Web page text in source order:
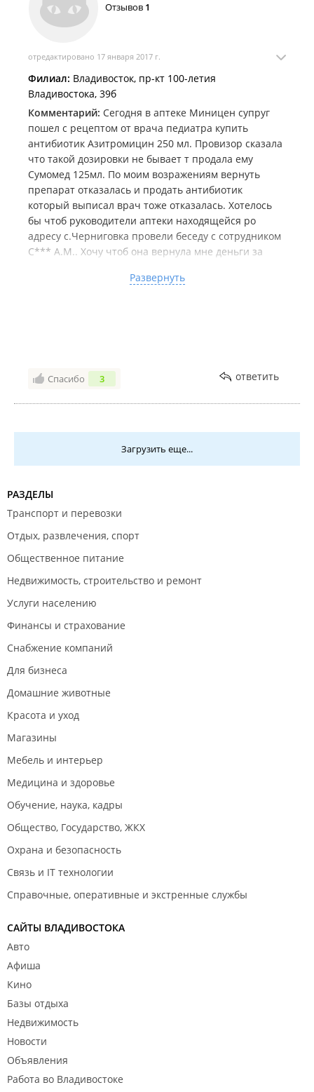
Отзывов 1
отредактировано 17 января 2017 г.
Филиал: Владивосток, пр-кт 100-летия
Владивостока, 39б
Комментарий: Сегодня в аптеке Миницен супруг
пошел с рецептом от врача педиатра купить
антибиотик Азитромицин 250 мл. Провизор сказала
что такой дозировки не бывает т продала ему
Сумомед 125мл. По моим возражениям вернуть
препарат отказалась и продать антибиотик
который выписал врач тоже отказалась. Хотелось
бы чтоб руководители аптеки находящейся ро
адресу с.Черниговка провели беседу с сотрудником
С*** А.М.. Хочу чтоб она вернула мне деньги за
хамство. Сумамед дозировкой 125 назначают
Разница в цене между препаратом который она
продала и который выписал врач 260 рублей. Для
меня это очень ощутимо.
Развернуть
Спасибо 3 ответить
Загрузить еще...
РАЗДЕЛЫ
Транспорт и перевозки
Отдых, развлечения, спорт
Общественное питание
Недвижимость, строительство и ремонт
Услуги населению
Финансы и страхование
Снабжение компаний
Для бизнеса
Домашние животные
Красота и уход
Магазины
Мебель и интерьер
Медицина и здоровье
Обучение, наука, кадры
Общество, Государство, ЖКХ
Охрана и безопасность
Связь и IT технологии
Справочные, оперативные и экстренные службы
САЙТЫ ВЛАДИВОСТОКА
Авто
Афиша
Кино
Базы отдыха
Недвижимость
Новости
Объявления
Работа во Владивостоке